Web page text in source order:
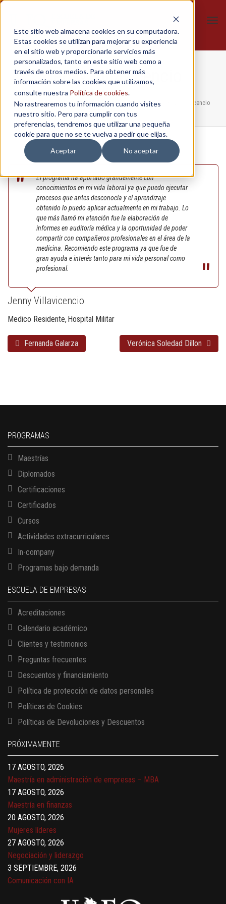
Este sitio web almacena cookies en su computadora.
Estas cookies se utilizan para mejorar su experiencia
en el sitio web y proporcionarle servicios más
personalizados, tanto en este sitio web como a
través de otros medios. Para obtener más
información sobre las cookies que utilizamos,
consulte nuestra Política de cookies.
No rastrearemos tu información cuando visites
nuestro sitio. Pero para cumplir con tus
preferencias, tendremos que utilizar una pequeña
cookie para que no se te vuelva a pedir que elijas.
Aceptar
No aceptar
Jenny Villavicencio
Home / Auditoría de Calidad en la Atención de la Salud / Jenny Villavicencio
El programa ha aportado grandemente con
conocimientos en mi vida laboral ya que puedo ejecutar
procesos que antes desconocía y el aprendizaje
obtenido lo puedo aplicar actualmente en mi trabajo. Lo
que más llamó mi atención fue la elaboración de
informes en auditoría médica y la oportunidad de poder
compartir con compañeros profesionales en el área de la
medicina. Recomiendo este programa ya que fue de
gran ayuda e interés tanto para mi vida personal como
profesional.
Jenny Villavicencio
Medico Residente Hospital Militar
Fernanda Galarza Verónica Soledad Dillon
PROGRAMAS
Maestrías
Diplomados
Certificaciones
Certificados
Cursos
Actividades extracurriculares
In-company
Programas bajo demanda
ESCUELA DE EMPRESAS
Acreditaciones
Calendario académico
Clientes y testimonios
Preguntas frecuentes
Descuentos y financiamiento
Política de protección de datos personales
Políticas de Cookies
Políticas de Devoluciones y Descuentos
PRÓXIMAMENTE
13 AGOSTO, 2026
17 AGOSTO, 2026
Gerencia de empresas familiares
17 AGOSTO, 2026
Maestría en administración de empresas – MBA
17 AGOSTO, 2026
Maestría en finanzas
20 AGOSTO, 2026
Mujeres líderes
27 AGOSTO, 2026
Negociación y liderazgo
3 SEPTIEMBRE, 2026
Comunicación con IA